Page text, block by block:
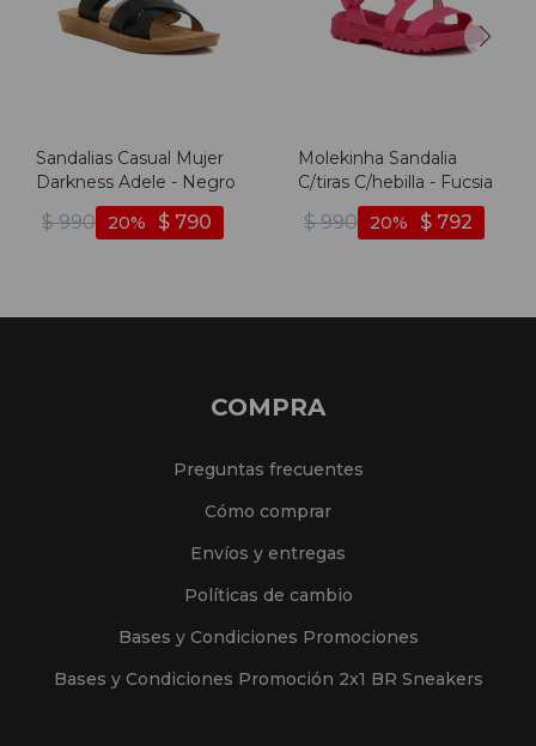
Sandalias Casual Mujer
Darkness Adele - Negro
$ 990 $ 790
20
Molekinha Sandalia
C/tiras C/hebilla - Fucsia
$ 990 $ 792
20
COMPRA
Preguntas frecuentes
Cómo comprar
Envíos y entregas
Políticas de cambio
Bases y Condiciones Promociones
Bases y Condiciones Promoción 2x1 BR Sneakers